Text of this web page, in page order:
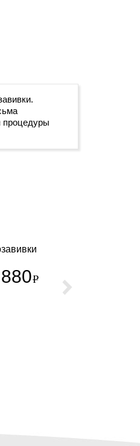
процедуры
880